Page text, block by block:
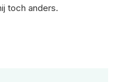
toch anders.